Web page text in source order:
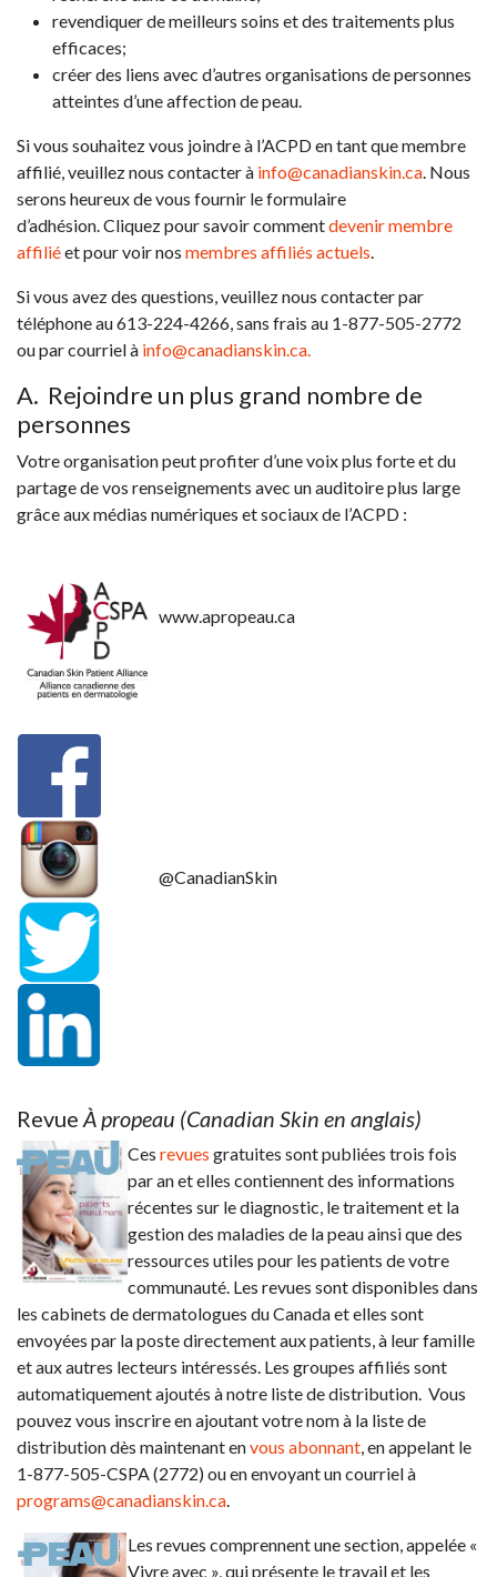
revendiquer de meilleurs soins et des traitements plus
efficaces;
créer des liens avec d’autres organisations de personnes
atteintes d’une affection de peau.
Si vous souhaitez vous joindre à l’ACPD en tant que membre
affilié, veuillez nous contacter à info@canadianskin.ca. Nous
serons heureux de vous fournir le formulaire
d’adhésion. Cliquez pour savoir commentdevenir membre
affiliéet pour voir nos membres affiliés actuels.
Si vous avez des questions, veuillez nous contacter par
téléphone au 613-224-4266, sans frais au 1-877-505-2772
ou par courriel à info@canadianskin.ca.
A. Rejoindre un plus grand nombre de
personnes
Votre organisation peut profiter d’une voix plus forte et du
partage de vos renseignements avec un auditoire plus large
grâce aux médias numériques et sociaux de l’ACPD :
www.apropeau.ca
@CanadianSkin
Revue À propeau (Canadian Skin en anglais)
Ces revues gratuites sont publiées trois fois
par an et elles contiennent des informations
récentes sur le diagnostic, le traitement et la
gestion des maladies de la peau ainsi que des
ressources utiles pour les patients de votre
communauté. Les revues sont disponibles dans
les cabinets de dermatologues du Canada et elles sont
envoyées par la poste directement aux patients, à leur famille
et aux autres lecteurs intéressés. Les groupes affiliés sont
automatiquement ajoutés à notre liste de distribution. Vous
pouvez vous inscrire en ajoutant votre nom à la liste de
distribution dès maintenant envous abonnant, en appelant le
1-877-505-CSPA (2772) ou en envoyant un courriel à
programs@canadianskin.ca.
Les revues comprennent une section, appelée «
Vivre avec », qui présente le travail et les